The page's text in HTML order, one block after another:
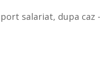
salariat, dupa caz